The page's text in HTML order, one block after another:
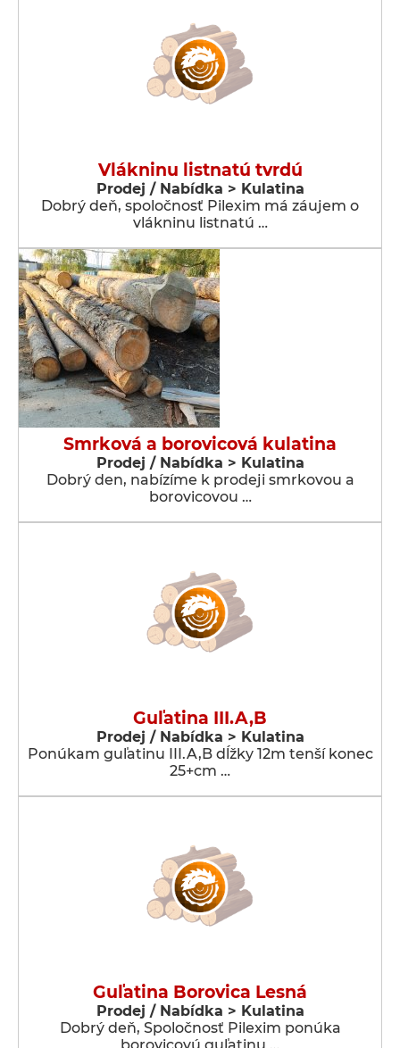
Vlákninu listnatú tvrdú
Prodej / Nabídka > Kulatina
Dobrý deň, spoločnosť Pilexim má záujem o
vlákninu listnatú …
Smrková a borovicová kulatina
Prodej / Nabídka > Kulatina
Dobrý den, nabízíme k prodeji smrkovou a
borovicovou …
Guľatina III.A,B
Prodej / Nabídka > Kulatina
Ponúkam guľatinu III.A,B dĺžky 12m tenší konec
25+cm …
Guľatina Borovica Lesná
Prodej / Nabídka > Kulatina
Dobrý deň, Spoločnosť Pilexim ponúka